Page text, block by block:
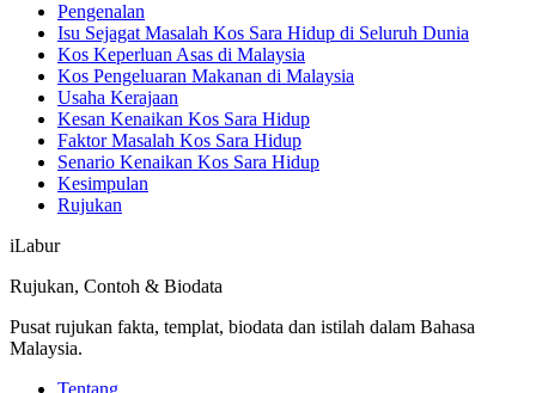
Pengenalan
Isu Sejagat Masalah Kos Sara Hidup di Seluruh Dunia
Kos Keperluan Asas di Malaysia
Kos Pengeluaran Makanan di Malaysia
Usaha Kerajaan
Kesan Kenaikan Kos Sara Hidup
Faktor Masalah Kos Sara Hidup
Senario Kenaikan Kos Sara Hidup
Kesimpulan
Rujukan
iLabur
Rujukan, Contoh & Biodata
Pusat rujukan fakta, templat, biodata dan istilah dalam Bahasa
Malaysia.